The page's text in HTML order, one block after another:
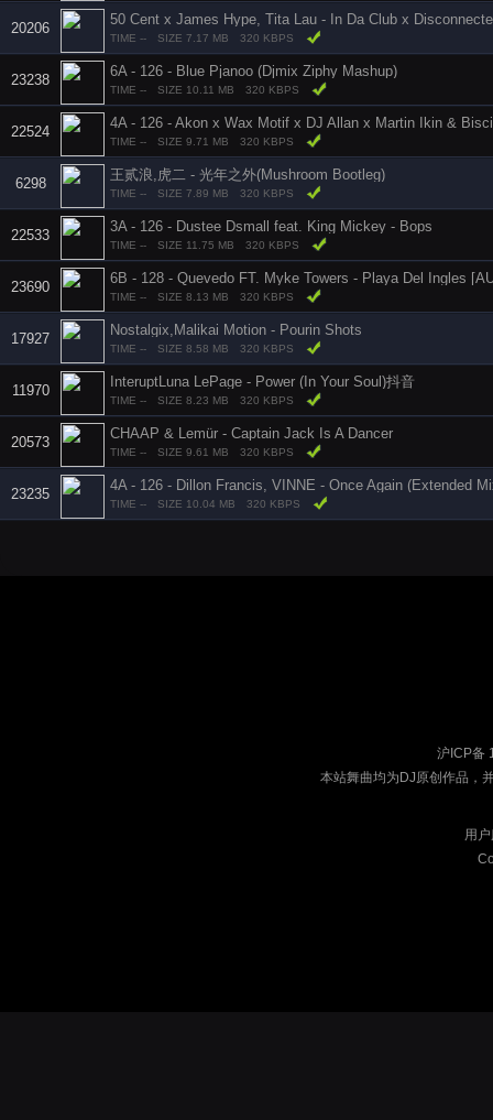
20206
TIME -- SIZE 7.17 MB 320 KBPS
23238
6A - 126 - Blue Pjanoo (Djmix Ziphy Mashup)
TIME -- SIZE 10.11 MB 320 KBPS
22524
TIME -- SIZE 9.71 MB 320 KBPS
6298
王贰浪,虎二 - 光年之外(Mushroom Bootleg)
TIME -- SIZE 7.89 MB 320 KBPS
22533
3A - 126 - Dustee Dsmall feat. King Mickey - Bops
TIME -- SIZE 11.75 MB 320 KBPS
23690
6B - 128 - Quevedo FT. Myke Towers - Playa Del Ingles
TIME -- SIZE 8.13 MB 320 KBPS
17927
Nostalgix,Malikai Motion - Pourin Shots
TIME -- SIZE 8.58 MB 320 KBPS
11970
InteruptLuna LePage - Power (In Your Soul)抖音
TIME -- SIZE 8.23 MB 320 KBPS
20573
CHAAP & Lemür - Captain Jack Is A Dancer
TIME -- SIZE 9.61 MB 320 KBPS
23235
4A - 126 - Dillon Francis, VINNE - Once Again (Extended
TIME -- SIZE 10.04 MB 320 KBPS
沪ICP备
本站舞曲均为DJ原创作品，
用